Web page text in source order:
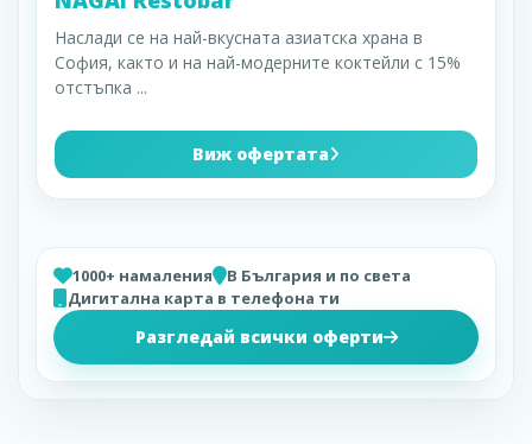
Наслади се на най-вкусната азиатска храна в
София, както и на най-модерните коктейли с 15%
отстъпка ...
Виж офертата
1000+ намаления
В България и по света
Дигитална карта в телефона ти
Разгледай всички оферти